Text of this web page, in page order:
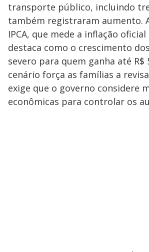
transporte público, incluindo
também registraram aumento.
IPCA, que mede a inflação
destaca como o crescimento
severo para quem ganha até R$
cenário força as famílias a
exige que o governo considere
econômicas para controlar os